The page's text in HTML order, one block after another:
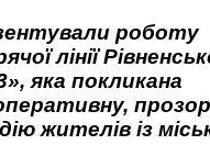
роботу
лінії
яка покликана
жителів із